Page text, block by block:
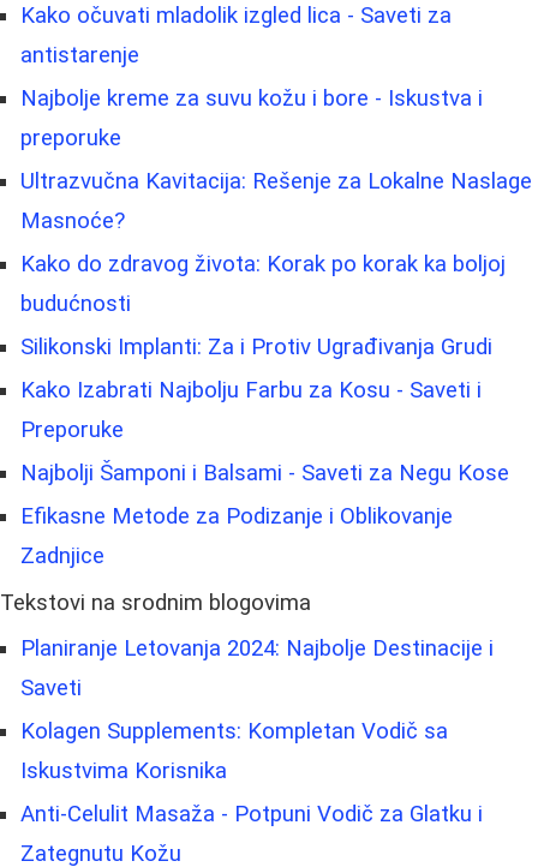
Kako očuvati mladolik izgled lica - Saveti za
antistarenje
Najbolje kreme za suvu kožu i bore - Iskustva i
preporuke
Ultrazvučna Kavitacija: Rešenje za Lokalne Naslage
Masnoće?
Kako do zdravog života: Korak po korak ka boljoj
budućnosti
Silikonski Implanti: Za i Protiv Ugrađivanja Grudi
Kako Izabrati Najbolju Farbu za Kosu - Saveti i
Preporuke
Najbolji Šamponi i Balsami - Saveti za Negu Kose
Efikasne Metode za Podizanje i Oblikovanje
Zadnjice
Tekstovi na srodnim blogovima
Planiranje Letovanja 2024: Najbolje Destinacije i
Saveti
Kolagen Supplements: Kompletan Vodič sa
Iskustvima Korisnika
Anti-Celulit Masaža - Potpuni Vodič za Glatku i
Zategnutu Kožu